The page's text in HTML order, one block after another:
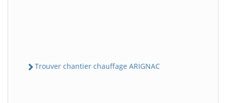
Trouver chantier chauffage ARIGNAC